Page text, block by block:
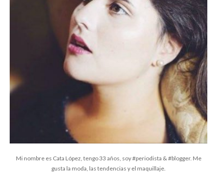
Mi nombre es Cata López, tengo 33 años, soy #periodista & #blogger. Me
gusta la moda, las tendencias y el maquillaje.